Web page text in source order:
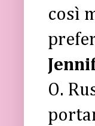
così
O.